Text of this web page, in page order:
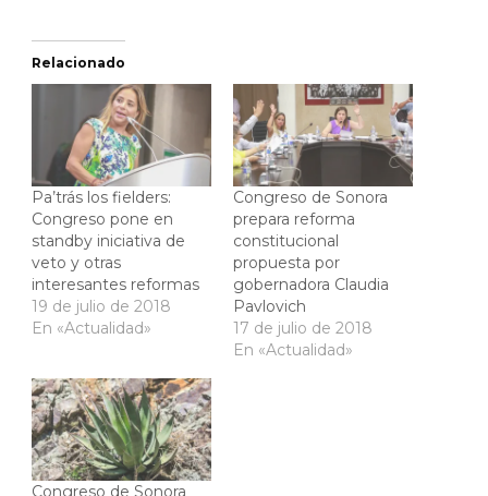
Relacionado
Pa’trás los fielders:
Congreso pone en
standby iniciativa de
veto y otras
interesantes reformas
19 de julio de 2018
En «Actualidad»
Congreso de Sonora
prepara reforma
constitucional
propuesta por
gobernadora Claudia
Pavlovich
17 de julio de 2018
En «Actualidad»